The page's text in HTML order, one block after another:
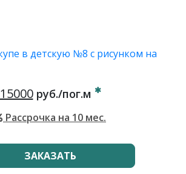
15000руб./пог.м
Рассрочка на 10 мес.
ЗАКАЗАТЬ